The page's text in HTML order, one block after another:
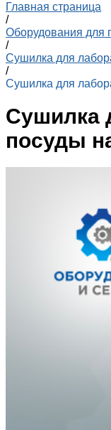
Главная страница
/
Оборудования для
/
Сушилка для
/
Сушилка для
Сушилка
посуды